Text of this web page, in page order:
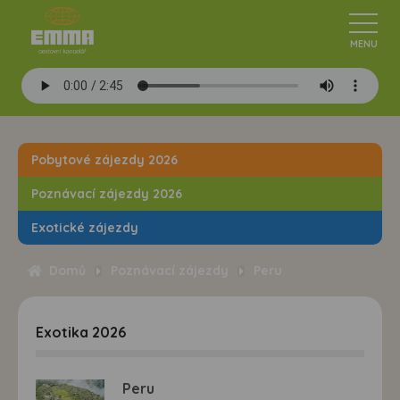
Pobytové zájezdy 2026
Poznávací zájezdy 2026
Exotické zájezdy
Exotika 2026
Peru